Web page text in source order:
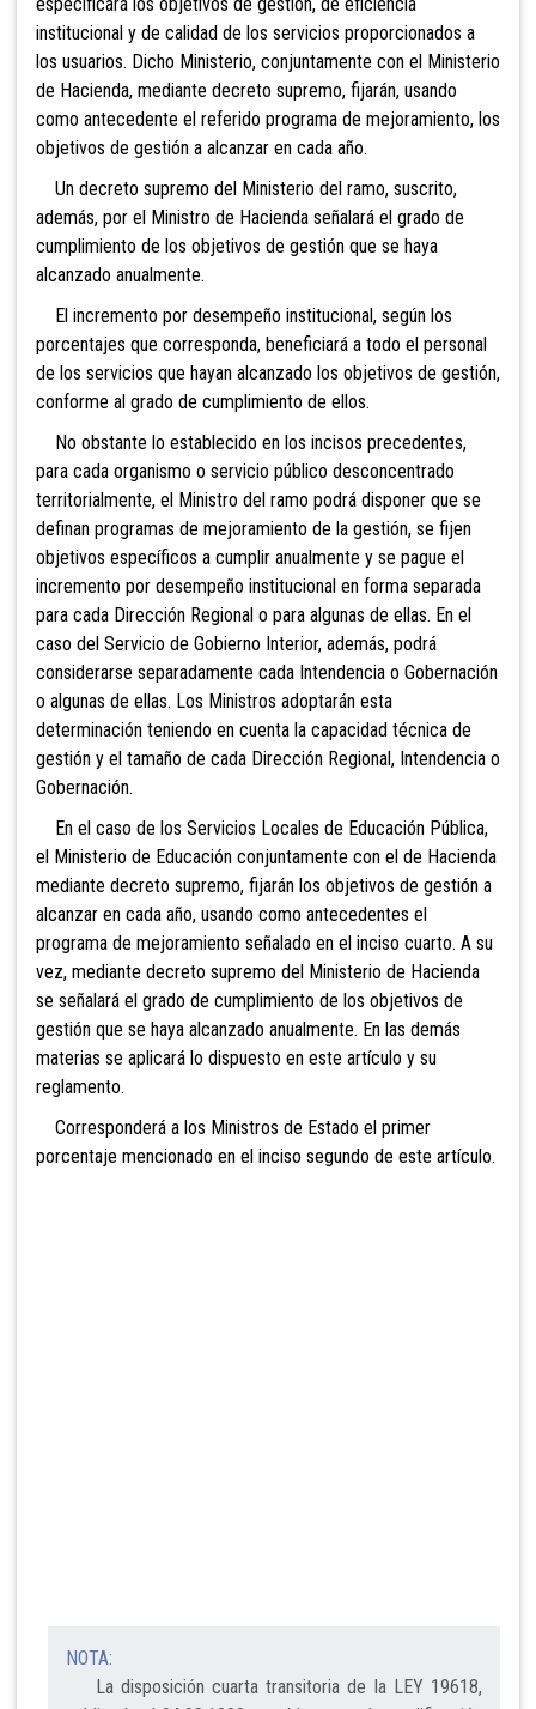
institucional y de calidad de los servicios proporcionados a
los usuarios. Dicho Ministerio, conjuntamente con el Ministerio
de Hacienda, mediante decreto supremo, fijarán, usando
como antecedente el referido programa de mejoramiento, los
objetivos de gestión a alcanzar en cada año.
Un decreto supremo del Ministerio del ramo, suscrito,
además, por el Ministro de Hacienda señalará el grado de
cumplimiento de los objetivos de gestión que se haya
alcanzado anualmente.
El incremento por desempeño institucional, según los
porcentajes que corresponda, beneficiará a todo el personal
de los servicios que hayan alcanzado los objetivos de gestión,
conforme al grado de cumplimiento de ellos.
No obstante lo establecido en los incisos precedentes,
para cada organismo o servicio público desconcentrado
territorialmente, el Ministro del ramo podrá disponer que se
definan programas de mejoramiento de la gestión, se fijen
objetivos específicos a cumplir anualmente y se pague el
incremento por desempeño institucional en forma separada
para cada Dirección Regional o para algunas de ellas. En el
caso del Servicio de Gobierno Interior, además, podrá
considerarse separadamente cada Intendencia o Gobernación
o algunas de ellas. Los Ministros adoptarán esta
determinación teniendo en cuenta la capacidad técnica de
gestión y el tamaño de cada Dirección Regional, Intendencia o
Gobernación.
En el caso de los Servicios Locales de Educación Pública,
el Ministerio de Educación conjuntamente con el de Hacienda
mediante decreto supremo, fijarán los objetivos de gestión a
alcanzar en cada año, usando como antecedentes el
programa de mejoramiento señalado en el inciso cuarto. A su
vez, mediante decreto supremo del Ministerio de Hacienda
se señalará el grado de cumplimiento de los objetivos de
gestión que se haya alcanzado anualmente. En las demás
materias se aplicará lo dispuesto en este artículo y su
reglamento.
Corresponderá a los Ministros de Estado el primer
porcentaje mencionado en el inciso segundo de este artículo.
NOTA:
La disposición cuarta transitoria de la LEY 19618,